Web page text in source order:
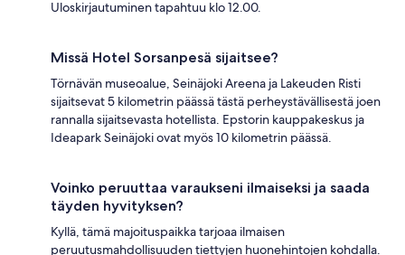
Uloskirjautuminen tapahtuu klo 12.00.
Missä Hotel Sorsanpesä sijaitsee?
Törnävän museoalue, Seinäjoki Areena ja Lakeuden Risti
sijaitsevat 5 kilometrin päässä tästä perheystävällisestä joen
rannalla sijaitsevasta hotellista. Epstorin kauppakeskus ja
Ideapark Seinäjoki ovat myös 10 kilometrin päässä.
Voinko peruuttaa varaukseni ilmaiseksi ja saada
täyden hyvityksen?
Kyllä, tämä majoituspaikka tarjoaa ilmaisen
peruutusmahdollisuuden tiettyjen huonehintojen kohdalla.